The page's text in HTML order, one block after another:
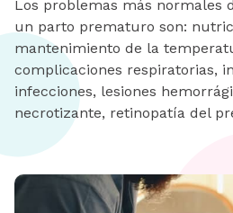
Los problemas más normales
un parto prematuro son:
mantenimiento de la
complicaciones respiratorias,
infecciones, lesiones
necrotizante, retinopatía del